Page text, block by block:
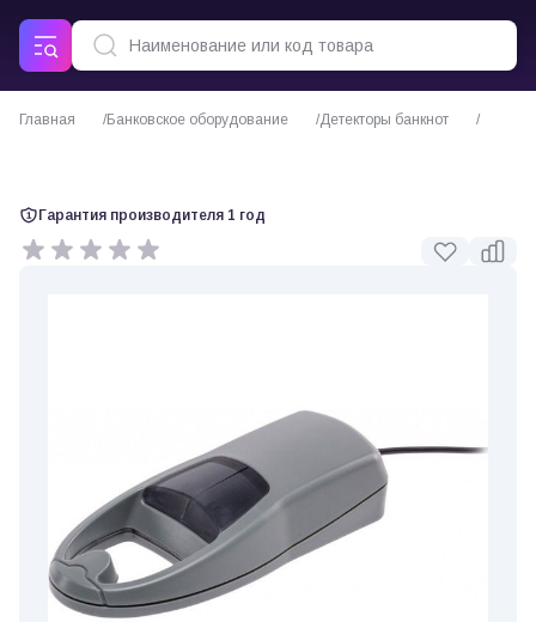
Главная Банковское оборудование
Детекторы банкнот
Гарантия производителя 1 год